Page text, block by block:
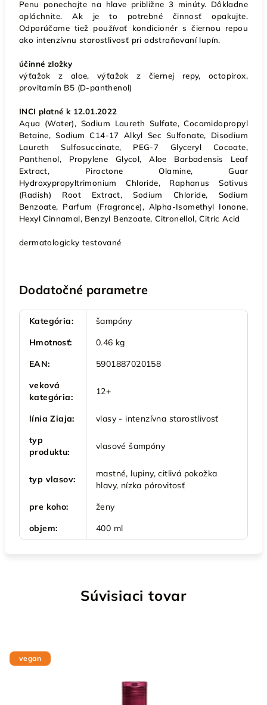
Penu ponechajte na hlave približne 3 minúty. Dôkladne
opláchnite. Ak je to potrebné činnosť opakujte.
Odporúčame tiež používať kondicionér s čiernou repou
ako intenzívnu starostlivosť pri odstraňovaní lupín.
účinné zložky
výťažok z aloe, výťažok z čiernej repy, octopirox,
provitamín B5 (D-panthenol)
INCI platné k 12.01.2022
Aqua (Water), Sodium Laureth Sulfate, Cocamidopropyl
Betaine, Sodium C14-17 Alkyl Sec Sulfonate, Disodium
Laureth Sulfosuccinate, PEG-7 Glyceryl Cocoate,
Panthenol, Propylene Glycol, Aloe Barbadensis Leaf
Extract, Piroctone Olamine, Guar
Hydroxypropyltrimonium Chloride, Raphanus Sativus
(Radish) Root Extract, Sodium Chloride, Sodium
Benzoate, Parfum (Fragrance), Alpha-Isomethyl Ionone,
Hexyl Cinnamal, Benzyl Benzoate, Citronellol, Citric Acid
dermatologicky testované
Dodatočné parametre
Kategória:
šampóny
Hmotnosť:
0.46 kg
EAN:
5901887020158
veková
kategória:
12+
línia Ziaja:
vlasy - intenzívna starostlivosť
typ
produktu:
vlasové šampóny
typ vlasov:
mastné, lupiny, citlivá pokožka
hlavy, nízka pórovitosť
pre koho:
ženy
objem: 400 ml
Súvisiaci tovar
vegan